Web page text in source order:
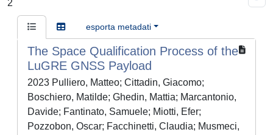
2
esporta metadati
The Space Qualification Process of the
LuGRE GNSS Payload
2023 Pulliero, Matteo; Cittadin, Giacomo;
Boschiero, Matilde; Ghedin, Mattia; Marcantonio,
Davide; Fantinato, Samuele; Miotti, Efer;
Pozzobon, Oscar; Facchinetti, Claudia; Musmeci,